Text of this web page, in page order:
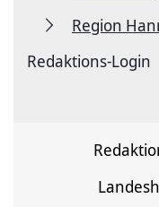
Region
Redaktions-Login